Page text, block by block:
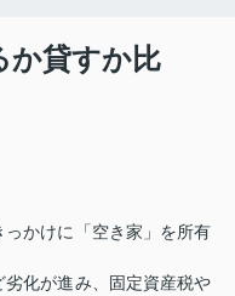
か貸すか比
かけに「空き家」を所有
劣化が進み、固定資産税や